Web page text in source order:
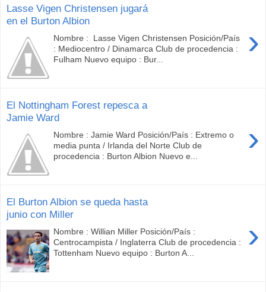
Lasse Vigen Christensen jugará
en el Burton Albion
›
Nombre : Lasse Vigen Christensen Posición/País
: Mediocentro / Dinamarca Club de procedencia :
Fulham Nuevo equipo : Bur...
El Nottingham Forest repesca a
Jamie Ward
›
Nombre : Jamie Ward Posición/País : Extremo o
media punta / Irlanda del Norte Club de
procedencia : Burton Albion Nuevo e...
El Burton Albion se queda hasta
junio con Miller
›
Nombre : Willian Miller Posición/País :
Centrocampista / Inglaterra Club de procedencia :
Tottenham Nuevo equipo : Burton A...